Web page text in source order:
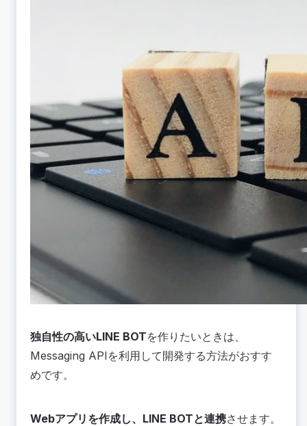
独自性の高いLINE BOTを作りたいときは、
Messaging APIを利用して開発する方法がおすす
めです。
Webアプリを作成し、LINE BOTと連携させます。